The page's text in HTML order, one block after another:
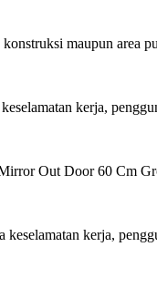
maupun area
kerja,
Out Door 60 Cm
kerja,